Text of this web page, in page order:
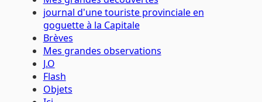
journal d'une touriste provinciale en
goguette à la Capitale
Brèves
Mes grandes observations
J.O
Flash
Objets